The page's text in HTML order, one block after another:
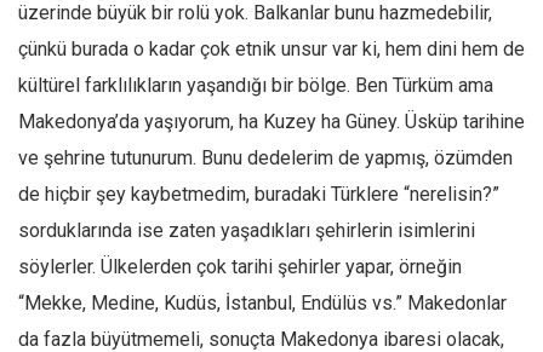
üzerinde büyük bir rolü yok. Balkanlar bunu hazmedebilir,
çünkü burada o kadar çok etnik unsur var ki, hem dini hem de
kültürel farklılıkların yaşandığı bir bölge. Ben Türküm ama
Makedonya’da yaşıyorum, ha Kuzey ha Güney. Üsküp tarihine
ve şehrine tutunurum. Bunu dedelerim de yapmış, özümden
de hiçbir şey kaybetmedim, buradaki Türklere “nerelisin?”
sorduklarında ise zaten yaşadıkları şehirlerin isimlerini
söylerler. Ülkelerden çok tarihi şehirler yapar, örneğin
“Mekke, Medine, Kudüs, İstanbul, Endülüs vs.” Makedonlar
da fazla büyütmemeli, sonuçta Makedonya ibaresi olacak,